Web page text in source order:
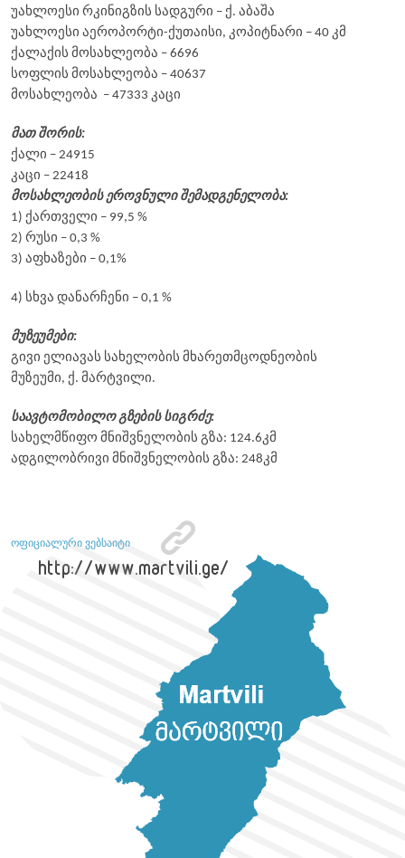
უახლოესი რკინიგზის სადგური – ქ. აბაშა
უახლოესი აეროპორტი-ქუთაისი, კოპიტნარი – 40 კმ
ქალაქის მოსახლეობა – 6696
სოფლის მოსახლეობა – 40637
მოსახლეობა – 47333 კაცი
მათ შორის:
ქალი – 24915
კაცი – 22418
მოსახლეობის ეროვნული შემადგენელობა:
1) ქართველი – 99,5 %
2) რუსი – 0,3 %
3) აფხაზები – 0,1%
4) სხვა დანარჩენი – 0,1 %
მუზეუმები:
გივი ელიავას სახელობის მხარეთმცოდნეობის
მუზეუმი, ქ. მარტვილი.
საავტომობილო გზების სიგრძე:
სახელმწიფო მნიშვნელობის გზა: 124.6კმ
ადგილობრივი მნიშვნელობის გზა: 248კმ
ოფიციალური ვებსაიტი
http://www.martvili.ge/